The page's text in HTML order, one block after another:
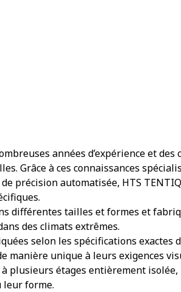
années d’expérience et
Grâce à ces connaissances
de précision automatisée, HTS
différentes tailles et formes et
des climats extrêmes.
selon les spécifications
manière unique à leurs exigences
plusieurs étages entièrement
leur forme.